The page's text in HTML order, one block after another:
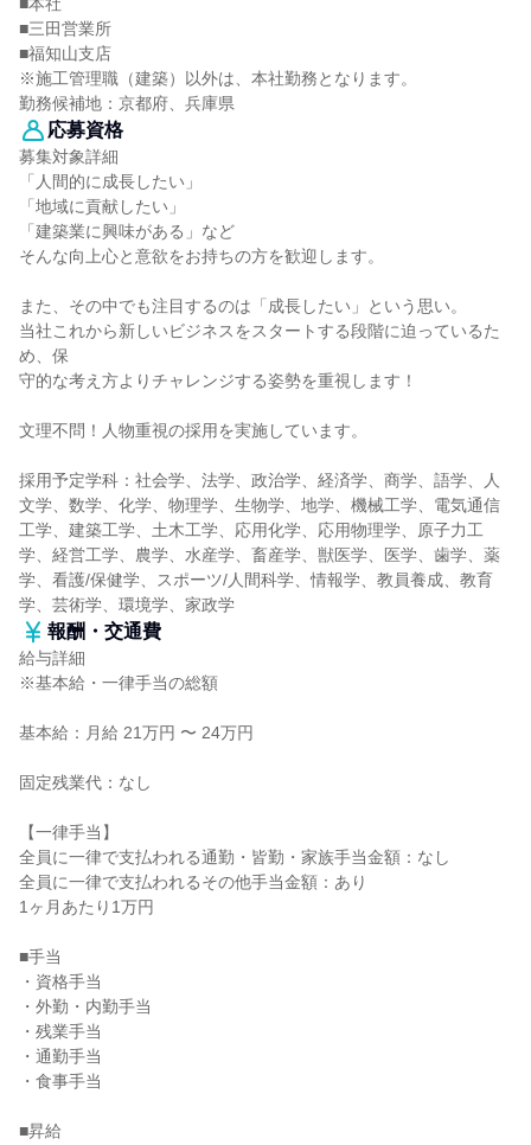
■三田営業所
■福知山支店
※施工管理職（建築）以外は、本社勤務となります。
勤務候補地：京都府、兵庫県
応募資格
募集対象詳細
「人間的に成長したい」
「地域に貢献したい」
「建築業に興味がある」など
そんな向上心と意欲をお持ちの方を歓迎します。
また、その中でも注目するのは「成長したい」という思い。
当社これから新しいビジネスをスタートする段階に迫っているた
め、保
守的な考え方よりチャレンジする姿勢を重視します！
文理不問！人物重視の採用を実施しています。
採用予定学科：社会学、法学、政治学、経済学、商学、語学、人
文学、数学、化学、物理学、生物学、地学、機械工学、電気通信
工学、建築工学、土木工学、応用化学、応用物理学、原子力工
学、経営工学、農学、水産学、畜産学、獣医学、医学、歯学、薬
学、看護/保健学、スポーツ/人間科学、情報学、教員養成、教育
学、芸術学、環境学、家政学
報酬・交通費
給与詳細
※基本給・一律手当の総額
基本給：月給 21万円 〜 24万円
固定残業代：なし
【一律手当】
全員に一律で支払われる通勤・皆勤・家族手当金額：なし
全員に一律で支払われるその他手当金額：あり
1ヶ月あたり1万円
■手当
・資格手当
・外勤・内勤手当
・残業手当
・通勤手当
・食事手当
■昇給